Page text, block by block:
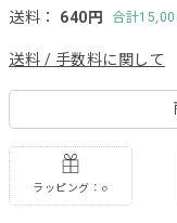
送料： 640円 合計
送料 / 手数料に関して
ラッピング：○